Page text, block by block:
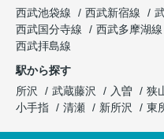
西武池袋線
西武新宿線
西武国分寺線
西武多摩湖線
西武拝島線
駅から探す
所沢
武蔵藤沢 入曽 狭
小手指
清瀬 新所沢 東